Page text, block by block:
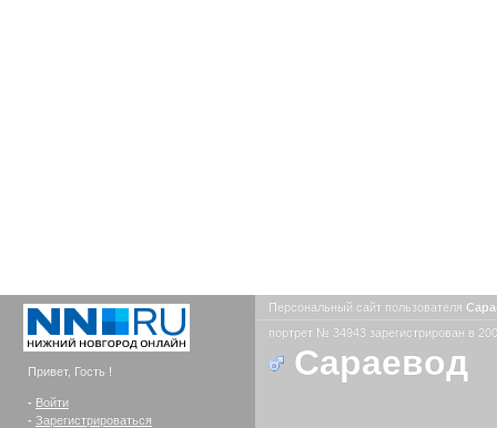
Привет, Гость !
- Войти
- Зарегистрироваться
Персональный сайт пользователя
портрет № 34943 зарегистрирован в
Сараевод